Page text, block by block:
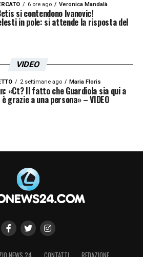
6 ore ago Veronica Mandalà
si contendono Ivanovic!
in pole: si attende la risposta del
VIDEO
2 settimane ago Maria Floris
«Ct? Il fatto che Guardiola sia qui a
grazie a una persona» – VIDEO